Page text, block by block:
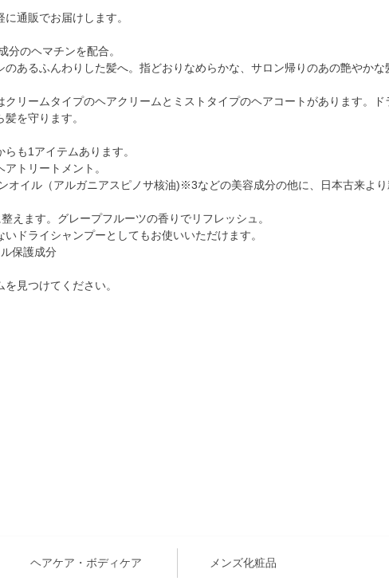
通販でお届けします。
分のヘマチンを配合。
あるふんわりした髪へ。指どおりなめらかな、サロン帰りのあの艶やかな
リームタイプのヘアクリームとミストタイプのヘアコートがあります。ド
を守ります。
も1アイテムあります。
トリートメント。
イル（アルガニアスピノサ核油)※3などの美容成分の他に、日本古来よ
えます。グレープフルーツの香りでリフレッシュ。
ドライシャンプーとしてもお使いいただけます。
保護成分
見つけてください。
ヘアケア・ボディケア メンズ化粧品